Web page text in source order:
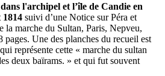
l'archipel et l’île de Candie en
1814 suivi d’une Notice sur Péra et
la marche du Sultan, Paris, Nepveu,
pages. Une des planches du recueil est
représente cette « marche du sultan
deux baïrams. » et qui fut souvent